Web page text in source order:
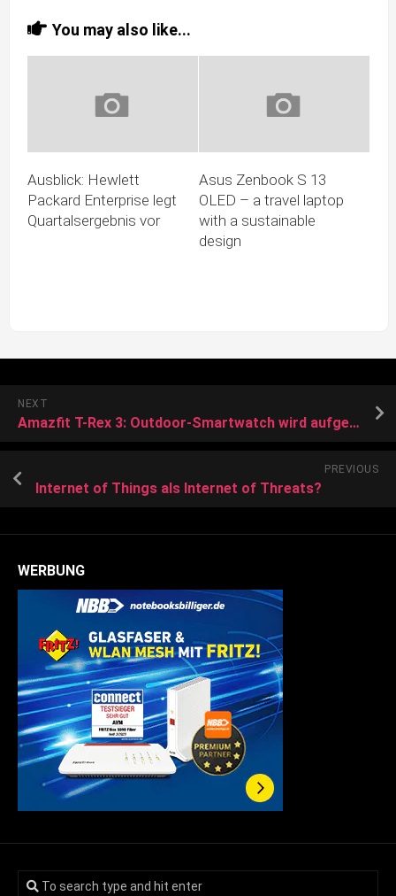
You may also like...
Ausblick: Hewlett
Packard Enterprise legt
Quartalsergebnis vor
Asus Zenbook S 13
OLED – a travel laptop
with a sustainable
design
NEXT
Amazfit T-Rex 3: Outdoor-Smartwatch wird aufgewertet und taucht 45 m tief
PREVIOUS
Internet of Things als Internet of Threats?
WERBUNG